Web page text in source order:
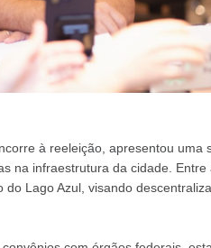
à reeleição, apresentou uma
na infraestrutura da cidade. Entre
Lago Azul, visando